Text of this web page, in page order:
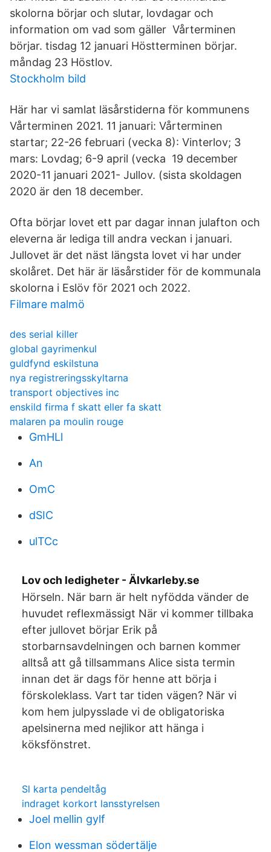
skolorna börjar och slutar, lovdagar och
information om vad som gäller Vårterminen
börjar. tisdag 12 januari Höstterminen börjar.
måndag 23 Höstlov.
Stockholm bild
Här har vi samlat läsårstiderna för kommunens
Vårterminen 2021. 11 januari: Vårterminen
startar; 22-26 februari (vecka 8): Vinterlov; 3
mars: Lovdag; 6-9 april (vecka 19 december
2020-11 januari 2021- Jullov. (sista skoldagen
2020 är den 18 december.
Ofta börjar lovet ett par dagar innan julafton och
eleverna är lediga till andra veckan i januari.
Jullovet är det näst längsta lovet vi har under
skolåret. Det här är läsårstider för de kommunala
skolorna i Eslöv för 2021 och 2022.
Filmare malmö
des serial killer
global gayrimenkul
guldfynd eskilstuna
nya registreringsskyltarna
transport objectives inc
enskild firma f skatt eller fa skatt
malaren pa moulin rouge
GmHLl
An
OmC
dSIC
ulTCc
Lov och ledigheter - Älvkarleby.se
Hörseln. När barn är helt nyfödda vänder de
huvudet reflexmässigt När vi kommer tillbaka
efter jullovet börjar Erik på
storbarnsavdelningen och barnen kommer
alltså att gå tillsammans Alice sista termin
innan det är dags för henne att börja i
förskoleklass. Vart tar tiden vägen? När vi
kom hem julpysslade vi de obligatoriska
apelsinerna med nejlikor att hänga i
köksfönstret.
Sl karta pendeltåg
indraget korkort lansstyrelsen
Joel mellin gylf
Elon wessman södertälje